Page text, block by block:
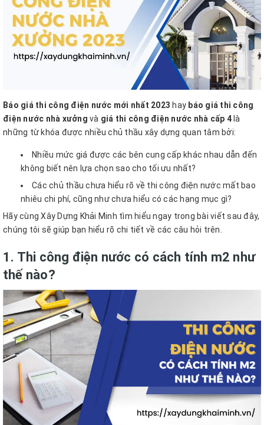
Báo giá thi công điện nước mới nhất 2023 hay báo giá thi công
điện nước nhà xưởng và giá thi công điện nước nhà cấp 4là
những từ khóa được nhiều chủ thầu xây dựng quan tâm bởi:
Nhiều mức giá được các bên cung cấp khác nhau dẫn đến
không biết nên lựa chọn sao cho tối ưu nhất?
Các chủ thầu chưa hiểu rõ về thi công điện nước mất bao
nhiêu chi phí, cũng như chưa hiểu có các hạng mục gì?
Hãy cùng Xây Dựng Khải Minh tìm hiểu ngay trong bài viết sau đây,
chúng tôi sẽ giúp bạn hiểu rõ chi tiết về các câu hỏi trên.
1. Thi công điện nước có cách tính m2 như
thế nào?